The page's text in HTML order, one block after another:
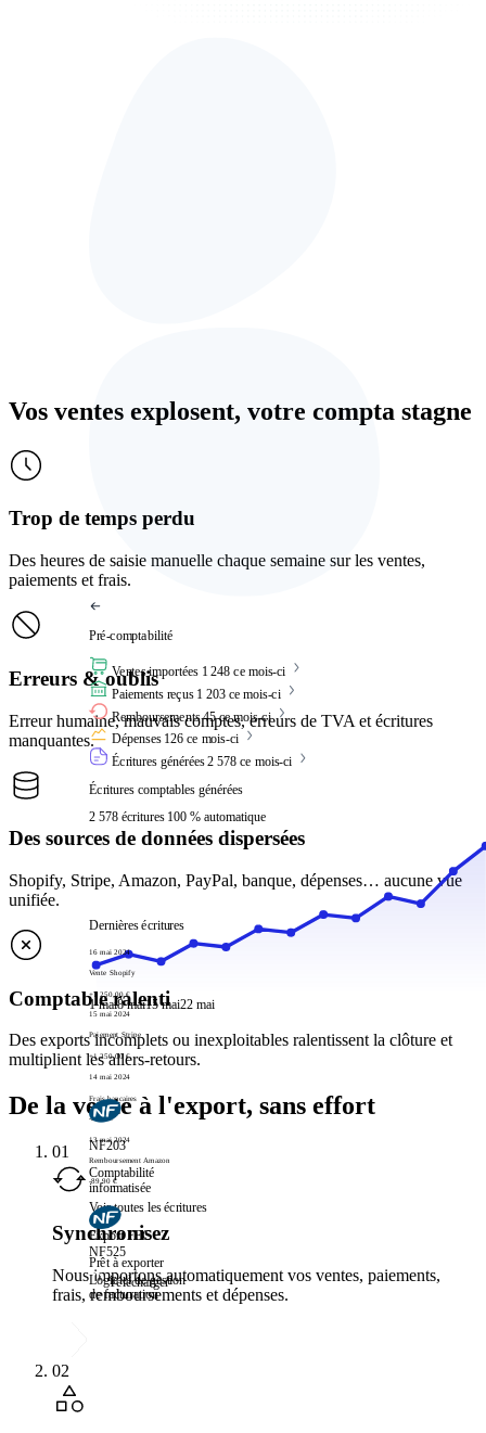
Pré-comptabilité
Ventes importées 1 248 ce mois-ci
Paiements reçus 1 203 ce mois-ci
Remboursements 45 ce mois-ci
Dépenses 126 ce mois-ci
Écritures générées 2 578 ce mois-ci
Écritures comptables générées
2 578 écritures 100 % automatique
1 mai8 mai15 mai22 mai
Dernières écritures
16 mai 2024
Vente Shopify
+1 250,00 €
15 mai 2024
Paiement Stripe
+1 250,00 €
14 mai 2024
Frais bancaires
-2,10 €
13 mai 2024
Remboursement Amazon
-89,90 €
Voir toutes les écritures
Export FEC
Prêt à exporter
Télécharger
NF203
Comptabilité
informatisée
NF525
Logiciel de gestion
de facturation
Vos ventes explosent, votre compta stagne
Trop de temps perdu
Des heures de saisie manuelle chaque semaine sur les ventes,
paiements et frais.
Erreurs & oublis
Erreur humaine, mauvais comptes, erreurs de TVA et écritures
manquantes.
Des sources de données dispersées
Shopify, Stripe, Amazon, PayPal, banque, dépenses… aucune vue
unifiée.
Comptable ralenti
Des exports incomplets ou inexploitables ralentissent la clôture et
multiplient les allers-retours.
De la vente à l'export, sans effort
01
Synchronisez
Nous importons automatiquement vos ventes, paiements,
frais, remboursements et dépenses.
02